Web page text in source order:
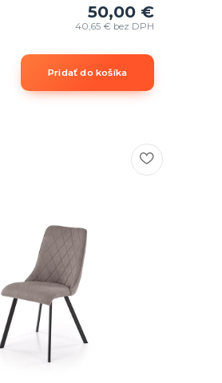
50,00 €
40,65 € bez DPH
Pridať do košíka